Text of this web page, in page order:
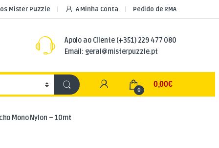
Mister Puzzle A Minha Conta Pedido de RMA
Apoio ao Cliente(+351) 229 477 080
Email: geral@misterpuzzle.pt
My Account
0
0,00€
Mono Nylon – 10mt